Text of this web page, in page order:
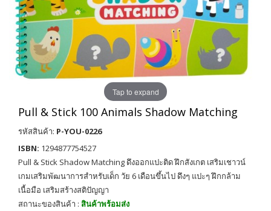
Tap to expand
Pull & Stick 100 Animals Shadow Matching
รหัสสินค้า: P-YOU-0226
ISBN: 1294877754527
Pull & Stick Shadow Matching ดึงออกแปะติด ฝึกสังเกต เสริมเชาวน์
เกมเสริมพัฒนาการสำหรับเด็ก วัย 6 เดือนขึ้นไป ดึงๆ แปะๆ ฝึกกล้าม
เนื้อมือ เสริมสร้างสติปัญญา
สถานะของสินค้า : สินค้าพร้อมส่ง